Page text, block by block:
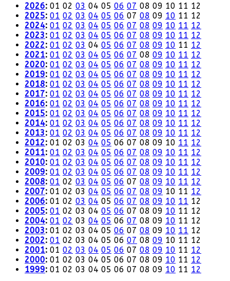
2026: 01 02 03 04 05 06 07 08 09 10 11 12
2025: 01 02 03 04 05 06 07 08 09 10 11 12
2024: 01 02 03 04 05 06 07 08 09 10 11 12
2023: 01 02 03 04 05 06 07 08 09 10 11 12
2022: 01 02 03 04 05 06 07 08 09 10 11 12
2021: 01 02 03 04 05 06 07 08 09 10 11 12
2020: 01 02 03 04 05 06 07 08 09 10 11 12
2019: 01 02 03 04 05 06 07 08 09 10 11 12
2018: 01 02 03 04 05 06 07 08 09 10 11 12
2017: 01 02 03 04 05 06 07 08 09 10 11 12
2016: 01 02 03 04 05 06 07 08 09 10 11 12
2015: 01 02 03 04 05 06 07 08 09 10 11 12
2014: 01 02 03 04 05 06 07 08 09 10 11 12
2013: 01 02 03 04 05 06 07 08 09 10 11 12
2012: 01 02 03 04 05 06 07 08 09 10 11 12
2011: 01 02 03 04 05 06 07 08 09 10 11 12
2010: 01 02 03 04 05 06 07 08 09 10 11 12
2009: 01 02 03 04 05 06 07 08 09 10 11 12
2008: 01 02 03 04 05 06 07 08 09 10 11 12
2007: 01 02 03 04 05 06 07 08 09 10 11 12
2006: 01 02 03 04 05 06 07 08 09 10 11 12
2005: 01 02 03 04 05 06 07 08 09 10 11 12
2004: 01 02 03 04 05 06 07 08 09 10 11 12
2003: 01 02 03 04 05 06 07 08 09 10 11 12
2002: 01 02 03 04 05 06 07 08 09 10 11 12
2001: 01 02 03 04 05 06 07 08 09 10 11 12
2000: 01 02 03 04 05 06 07 08 09 10 11 12
1999: 01 02 03 04 05 06 07 08 09 10 11 12